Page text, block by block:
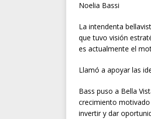
Noelia Bassi
La intendenta
que tuvo visión
es actualmente el
Llamó a apoyar las
Bass puso a Bella
crecimiento
invertir y dar